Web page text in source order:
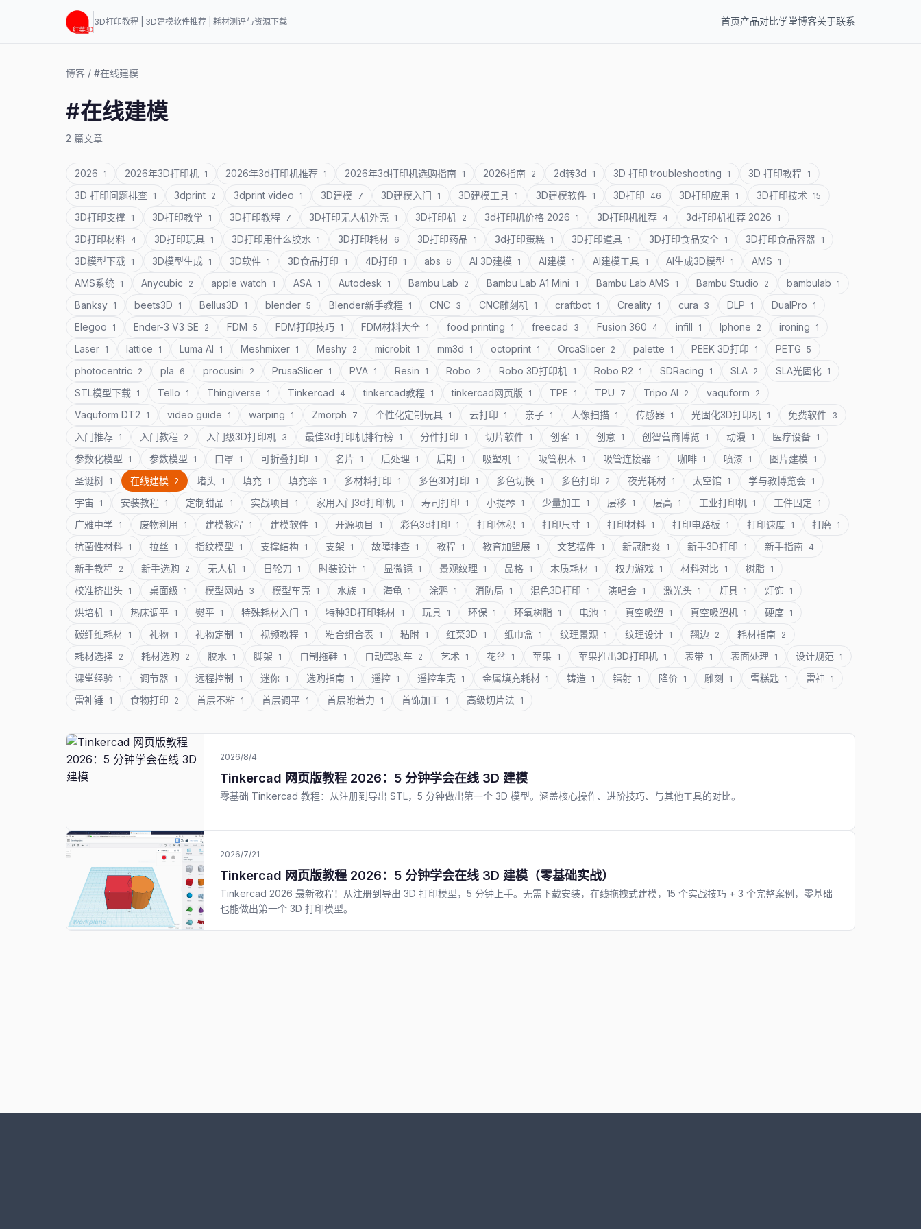
3D打印教程 | 3D建模软件推荐 | 耗材测评与资源下载 首页产品对比学堂博客关于联系
博客 / #在线建模
#在线建模
2 篇文章
2026 1 2026年3D打印机 1 2026年3d打印机推荐 1 2026年3d打印机选购指南 1 2026指南 2 2d转3d 1 3D 打印 troubleshooting 1 3D 打印教程 1
3D 打印问题排查 1 3dprint 2 3dprint video 1 3D建模 7 3D建模入门 1 3D建模工具 1 3D建模软件 1 3D打印 46 3D打印应用 1 3D打印技术 15
3D打印支撑 1 3D打印教学 1 3D打印教程 7 3D打印无人机外壳 1 3D打印机 2 3d打印机价格 2026 1 3D打印机推荐 4 3d打印机推荐 2026 1
3D打印材料 4 3D打印玩具 1 3D打印用什么胶水 1 3D打印耗材 6 3D打印药品 1 3d打印蛋糕 1 3D打印道具 1 3D打印食品安全 1 3D打印食品容器 1
3D模型下载 1 3D模型生成 1 3D软件 1 3D食品打印 1 4D打印 1 abs 6 AI 3D建模 1 AI建模 1 AI建模工具 1 AI生成3D模型 1 AMS 1
AMS系统 1 Anycubic 2 apple watch 1 ASA 1 Autodesk 1 Bambu Lab 2 Bambu Lab A1 Mini 1 Bambu Lab AMS 1 Bambu Studio 2 bambulab 1
Banksy 1 beets3D 1 Bellus3D 1 blender 5 Blender新手教程 1 CNC 3 CNC雕刻机 1 craftbot 1 Creality 1 cura 3 DLP 1 DualPro 1
Elegoo 1 Ender-3 V3 SE 2 FDM 5 FDM打印技巧 1 FDM材料大全 1 food printing 1 freecad 3 Fusion 360 4 infill 1 Iphone 2 ironing 1
Laser 1 lattice 1 Luma AI 1 Meshmixer 1 Meshy 2 microbit 1 mm3d 1 octoprint 1 OrcaSlicer 2 palette 1 PEEK 3D打印 1 PETG 5
photocentric 2 pla 6 procusini 2 PrusaSlicer 1 PVA 1 Resin 1 Robo 2 Robo 3D打印机 1 Robo R2 1 SDRacing 1 SLA 2 SLA光固化 1
STL模型下载 1 Tello 1 Thingiverse 1 Tinkercad 4 tinkercad教程 1 tinkercad网页版 1 TPE 1 TPU 7 Tripo AI 2 vaquform 2
Vaquform DT2 1 video guide 1 warping 1 Zmorph 7 个性化定制玩具 1 云打印 1 亲子 1 人像扫描 1 传感器 1 光固化3D打印机 1 免费软件 3
入门推荐 1 入门教程 2 入门级3D打印机 3 最佳3d打印机排行榜 1 分件打印 1 切片软件 1 创客 1 创意 1 创智营商博览 1 动漫 1 医疗设备 1
参数化模型 1 参数模型 1 口罩 1 可折叠打印 1 名片 1 后处理 1 后期 1 吸塑机 1 吸管积木 1 吸管连接器 1 咖啡 1 喷漆 1 图片建模 1
圣诞树 1 在线建模 2 堵头 1 填充 1 填充率 1 多材料打印 1 多色3D打印 1 多色切换 1 多色打印 2 夜光耗材 1 太空馆 1 学与教博览会 1
宇宙 1 安装教程 1 定制甜品 1 实战项目 1 家用入门3d打印机 1 寿司打印 1 小提琴 1 少量加工 1 层移 1 层高 1 工业打印机 1 工件固定 1
广雅中学 1 废物利用 1 建模教程 1 建模软件 1 开源项目 1 彩色3d打印 1 打印体积 1 打印尺寸 1 打印材料 1 打印电路板 1 打印速度 1 打磨 1
抗菌性材料 1 拉丝 1 指纹模型 1 支撑结构 1 支架 1 故障排查 1 教程 1 教育加盟展 1 文艺摆件 1 新冠肺炎 1 新手3D打印 1 新手指南 4
新手教程 2 新手选购 2 无人机 1 日轮刀 1 时装设计 1 显微镜 1 景观纹理 1 晶格 1 木质耗材 1 权力游戏 1 材料对比 1 树脂 1
校准挤出头 1 桌面级 1 模型网站 3 模型车壳 1 水族 1 海龟 1 涂鸦 1 消防局 1 混色3D打印 1 演唱会 1 激光头 1 灯具 1 灯饰 1
烘培机 1 热床调平 1 熨平 1 特殊耗材入门 1 特种3D打印耗材 1 玩具 1 环保 1 环氧树脂 1 电池 1 真空吸塑 1 真空吸塑机 1 硬度 1
碳纤维耗材 1 礼物 1 礼物定制 1 视频教程 1 粘合组合表 1 粘附 1 红菜3D 1 纸巾盒 1 纹理景观 1 纹理设计 1 翘边 2 耗材指南 2
耗材选择 2 耗材选购 2 胶水 1 脚架 1 自制拖鞋 1 自动驾驶车 2 艺术 1 花盆 1 苹果 1 苹果推出3D打印机 1 表带 1 表面处理 1 设计规范 1
课堂经验 1 调节器 1 远程控制 1 迷你 1 选购指南 1 遥控 1 遥控车壳 1 金属填充耗材 1 铸造 1 镭射 1 降价 1 雕刻 1 雪糕匙 1 雷神 1
雷神锤 1 食物打印 2 首层不粘 1 首层调平 1 首层附着力 1 首饰加工 1 高级切片法 1
2026/8/4
Tinkercad 网页版教程 2026：5 分钟学会在线 3D 建模
零基础 Tinkercad 教程：从注册到导出 STL，5 分钟做出第一个 3D 模型。涵盖核心操作、进阶技巧、与其他工具的对比。
2026/7/21
Tinkercad 网页版教程 2026：5 分钟学会在线 3D 建模（零基础实战）
Tinkercad 2026 最新教程！从注册到导出 3D 打印模型，5 分钟上手。无需下载安装，在线拖拽式建模，15 个实战技巧 + 3 个完整案例，零基础
也能做出第一个 3D 打印模型。